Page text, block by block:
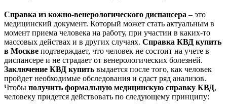
Справка из кожно-венерологического диспансера – это
медицинский документ. Который может стать актуальным в
момент приема человека на работу, при участии в каких-то
массовых действах и в других случаях. Справка КВД купить
в Москве подтверждает, что человек не состоит на учете в
диспансере и не страдает от венерологических болезней.
Заключение КВД купить выдается после того, как человек
пройдет необходимые обследования и сдаст ряд анализов.
Чтобы получить формальную медицинскую справку КВД,
человеку придется действовать по следующему принципу: